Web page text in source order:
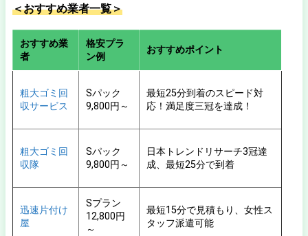
＜おすすめ業者一覧＞
おすすめ業
者
格安プラ
ン例
おすすめポイント
粗大ゴミ回
収サービス
Sパック
9,800円～
最短25分到着のスピード対
応！満足度三冠を達成！
粗大ゴミ回
収隊
Sパック
9,800円～
日本トレンドリサーチ3冠達
成、最短25分で到着
迅速片付け
屋
Sプラン
12,800円
～
最短15分で見積もり、女性ス
タッフ派遣可能